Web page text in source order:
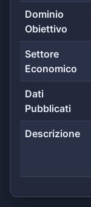
Dominio
Obiettivo
Settore
Economico
Dati
Pubblicati
Descrizione